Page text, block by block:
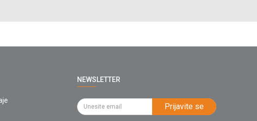
NEWSLETTER
Prijavite se